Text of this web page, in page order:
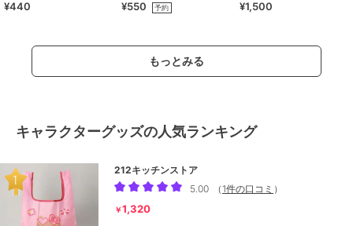
ンダム全6種)
¥440
ド （ランダム全6種）
¥550 予約
ンダム全6種）
¥1,500
もっとみる
キャラクターグッズの人気ランキング
212キッチンストア
5.00
（ 1件の口コミ ）
￥1,320